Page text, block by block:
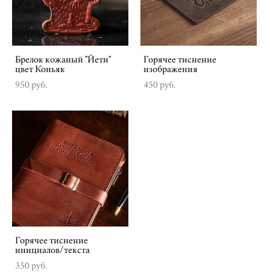
Брелок кожаный "Йети"
цвет Коньяк
950 pуб.
Горячее тиснение
изображения
450 pуб.
Горячее тиснение
инициалов/текста
350 pуб.